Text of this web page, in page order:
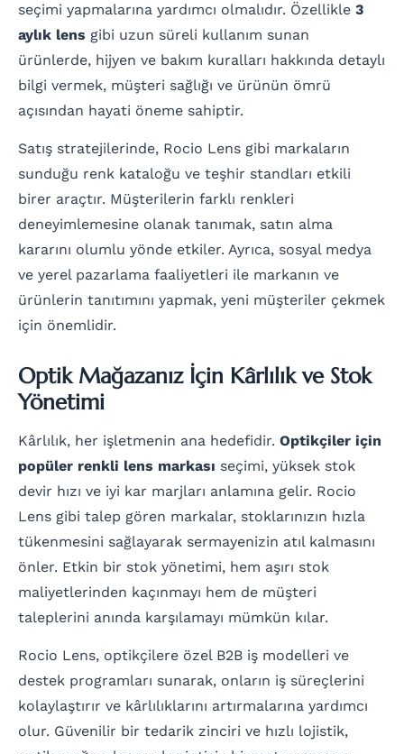
seçimi yapmalarına yardımcı olmalıdır. Özellikle 3
aylık lens gibi uzun süreli kullanım sunan
ürünlerde, hijyen ve bakım kuralları hakkında detaylı
bilgi vermek, müşteri sağlığı ve ürünün ömrü
açısından hayati öneme sahiptir.
Satış stratejilerinde, Rocio Lens gibi markaların
sunduğu renk kataloğu ve teşhir standları etkili
birer araçtır. Müşterilerin farklı renkleri
deneyimlemesine olanak tanımak, satın alma
kararını olumlu yönde etkiler. Ayrıca, sosyal medya
ve yerel pazarlama faaliyetleri ile markanın ve
ürünlerin tanıtımını yapmak, yeni müşteriler çekmek
için önemlidir.
Optik Mağazanız İçin Kârlılık ve Stok
Yönetimi
Kârlılık, her işletmenin ana hedefidir. Optikçiler için
popüler renkli lens markası seçimi, yüksek stok
devir hızı ve iyi kar marjları anlamına gelir. Rocio
Lens gibi talep gören markalar, stoklarınızın hızla
tükenmesini sağlayarak sermayenizin atıl kalmasını
önler. Etkin bir stok yönetimi, hem aşırı stok
maliyetlerinden kaçınmayı hem de müşteri
taleplerini anında karşılamayı mümkün kılar.
Rocio Lens, optikçilere özel B2B iş modelleri ve
destek programları sunarak, onların iş süreçlerini
kolaylaştırır ve kârlılıklarını artırmalarına yardımcı
olur. Güvenilir bir tedarik zinciri ve hızlı lojistik,